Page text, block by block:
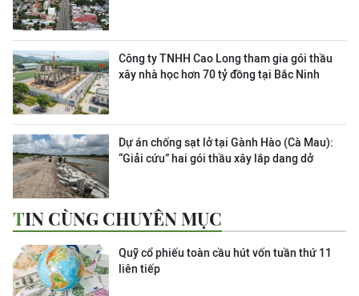
Công ty TNHH Cao Long tham gia gói thầu
xây nhà học hơn 70 tỷ đồng tại Bắc Ninh
Dự án chống sạt lở tại Gành Hào (Cà Mau):
“Giải cứu” hai gói thầu xây lắp dang dở
TIN CÙNG CHUYÊN MỤC
Quỹ cổ phiếu toàn cầu hút vốn tuần thứ 11
liên tiếp